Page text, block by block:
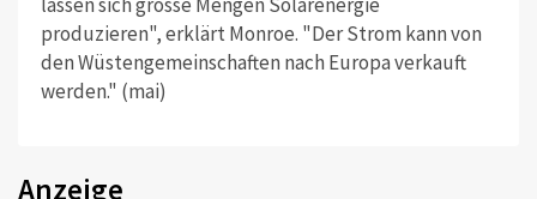
produzieren", erklärt Monroe. "Der Strom kann von
den Wüstengemeinschaften nach Europa verkauft
werden." (mai)
Anzeige